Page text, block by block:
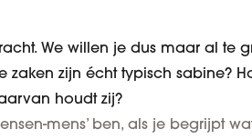
We willen je dus maar al te
zijn écht typisch sabine?
houdt zij?
mens’ ben, als je begrijpt